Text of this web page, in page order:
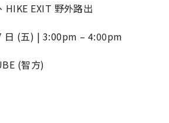
EXIT 野外路出
日 (五) | 3:00pm – 4:00pm
(智方)